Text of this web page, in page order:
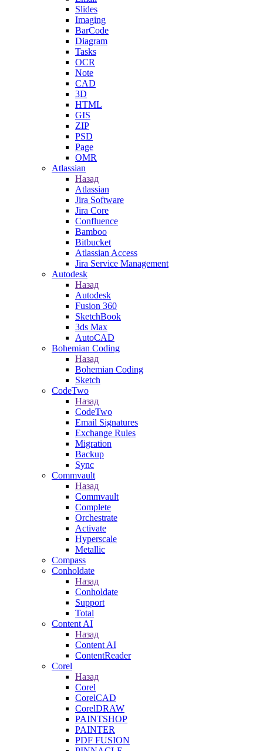
Slides
Imaging
BarCode
Diagram
Tasks
OCR
Note
CAD
3D
HTML
GIS
ZIP
PSD
Page
OMR
Atlassian
Назад
Atlassian
Jira Software
Jira Core
Confluence
Bamboo
Bitbucket
Atlassian Access
Jira Service Management
Autodesk
Назад
Autodesk
Fusion 360
SketchBook
3ds Max
AutoCAD
Bohemian Coding
Назад
Bohemian Coding
Sketch
CodeTwo
Назад
CodeTwo
Email Signatures
Exchange Rules
Migration
Backup
Sync
Commvault
Назад
Commvault
Complete
Orchestrate
Activate
Hyperscale
Metallic
Compass
Conholdate
Назад
Conholdate
Support
Total
Content AI
Назад
Content AI
ContentReader
Corel
Назад
Corel
CorelCAD
CorelDRAW
PAINTSHOP
PAINTER
PDF FUSION